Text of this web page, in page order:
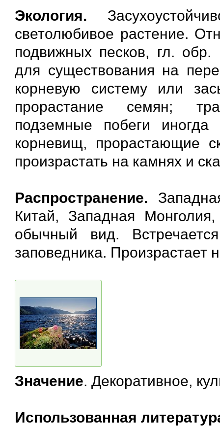
Экология.
светолюбивое растение.
подвижных песков, гл.
для существования на
корневую систему или
прорастание семян;
подземные побеги
корневищ, прорастающие
произрастать на камнях и
Распространение.
Китай, Западная
обычный вид.
заповедника. Произрастает
Значение. Декоративное,
Использованная